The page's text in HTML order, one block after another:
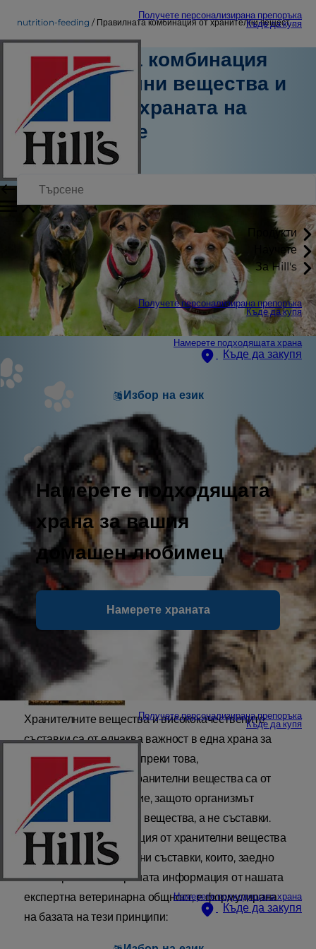
Получете персонализирана препоръка
Къде да купя
Продукти
Научете
За Hill's
Получете персонализирана препоръка
Къде да купя
Намерете подходящата храна
Къде да закупя
Избор на език
Намерете подходящата
храна за вашия
домашен любимец
Намерете храната
Получете персонализирана препоръка
Къде да купя
Намерете подходящата храна
Къде да закупя
nutrition-feeding Правилната комбинация от хранителни вещества и съставки в храната на Вашето куче
Правилната комбинация
от хранителни вещества и
съставки в храната на
Вашето куче
Хранене
Персонален автор
Хранителните вещества и висококачествените
съставки са от еднаква важност в една храна за
домашни любимци. Въпреки това,
висококачествените хранителни вещества са от
жизненоважно значение, защото организмът
абсорбира хранителни вещества, а не съставки.
Оптималната комбинация от хранителни вещества
е резултат от качествени съставки, които, заедно
със старателно събраната информация от нашата
експертна ветеринарна общност, е формулирана
на базата на тези принципи: